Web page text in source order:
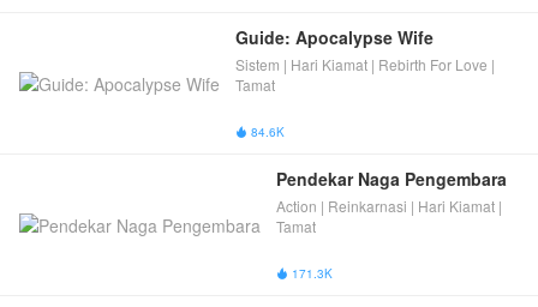
Guide: Apocalypse Wife
Sistem | Hari Kiamat | Rebirth For Love |
Tamat
 84.6K
Pendekar Naga Pengembara
Action | Reinkarnasi | Hari Kiamat |
Tamat
 171.3K